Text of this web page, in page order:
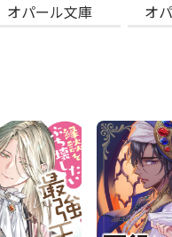
オパール文庫 オ